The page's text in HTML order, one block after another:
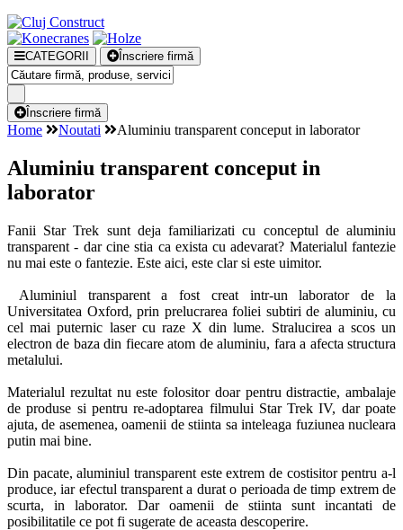
CATEGORII Înscriere firmă
Înscriere firmă
Home Noutati Aluminiu transparent conceput in laborator
Aluminiu transparent conceput in
laborator
Fanii Star Trek sunt deja familiarizati cu conceptul de aluminiu
transparent - dar cine stia ca exista cu adevarat? Materialul fantezie
nu mai este o fantezie. Este aici, este clar si este uimitor.
Aluminiul transparent a fost creat intr-un laborator de la
Universitatea Oxford, prin prelucrarea foliei subtiri de aluminiu, cu
cel mai puternic laser cu raze X din lume. Stralucirea a scos un
electron de baza din fiecare atom de aluminiu, fara a afecta structura
metalului.
Materialul rezultat nu este folositor doar pentru distractie, ambalaje
de produse si pentru re-adoptarea filmului Star Trek IV, dar poate
ajuta, de asemenea, oamenii de stiinta sa inteleaga fuziunea nucleara
putin mai bine.
Din pacate, aluminiul transparent este extrem de costisitor pentru a-l
produce, iar efectul transparent a durat o perioada de timp extrem de
scurta, in laborator. Dar oamenii de stiinta sunt incantati de
posibilitatile ce pot fi sugerate de aceasta descoperire.